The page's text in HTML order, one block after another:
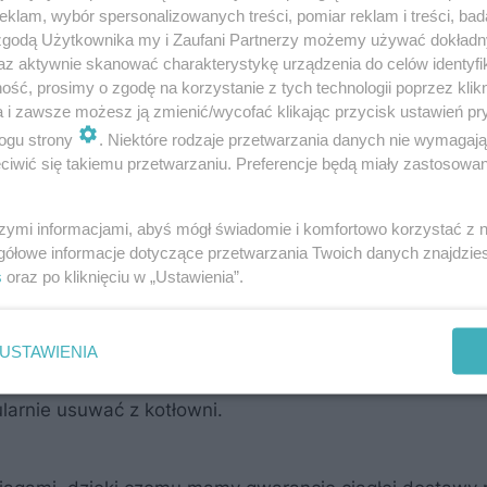
warto zastanowić się nad wyborem paliwa
paliw, jednak dzięki kilku ważnym zaletom
są niezbyt drogie, a instalacje dobrze znane
Po uruchomieniu kotła gazowego możemy o nim
Nie musimy się też martwić, że podczas naszej
Dom z ogrzewaniem na gaz można pozostawić
kotły są obowiązkowo wyposażane przez
niewiele zanieczyszczeń. Nie towarzyszy mu
usuwać z kotłowni.
wybór spersonalizowanych treści, pomiar reklam i treści,
Użytkownika my i Zaufani Partnerzy możemy używać
aktywnie skanować charakterystykę urządzenia do celów
prosimy o zgodę na korzystanie z tych technologii poprzez
i zawsze możesz ją zmienić/wycofać klikając przycisk ustawień
strony
. Niektóre rodzaje przetwarzania danych nie
się takiemu przetwarzaniu. Preferencje będą miały
informacjami, abyś mógł świadomie i komfortowo korzystać z
informacje dotyczące przetwarzania Twoich danych
oraz po kliknięciu w „Ustawienia”.
USTAWIENIA